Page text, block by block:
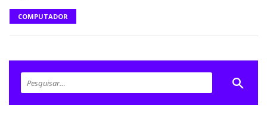
COMPUTADOR